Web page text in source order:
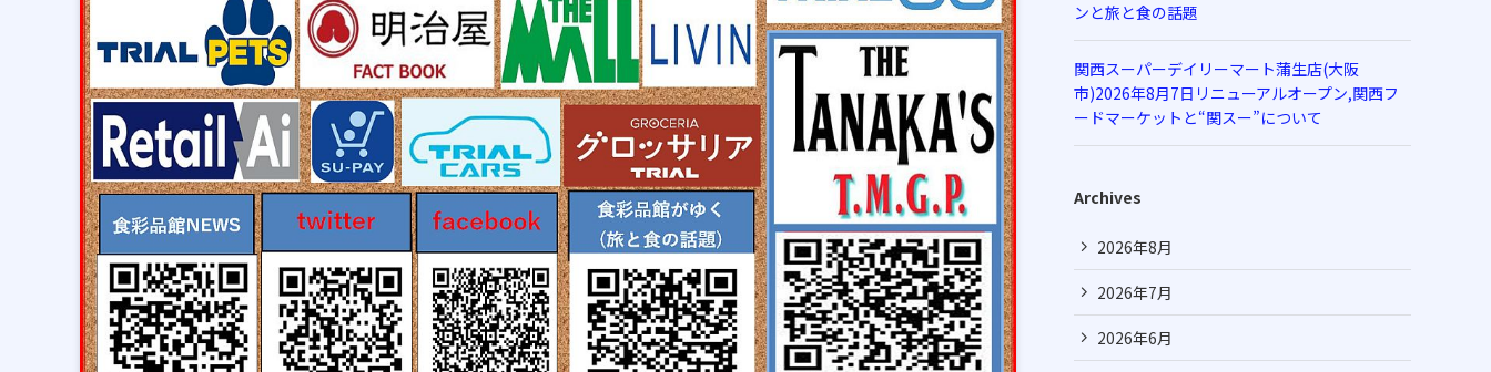
ンと旅と食の話題
関西スーパーデイリーマート蒲生店(大阪
市)2026年8月7日リニューアルオープン,関西フ
ードマーケットと“関スー”について
Archives
2026年8月
2026年7月
2026年6月